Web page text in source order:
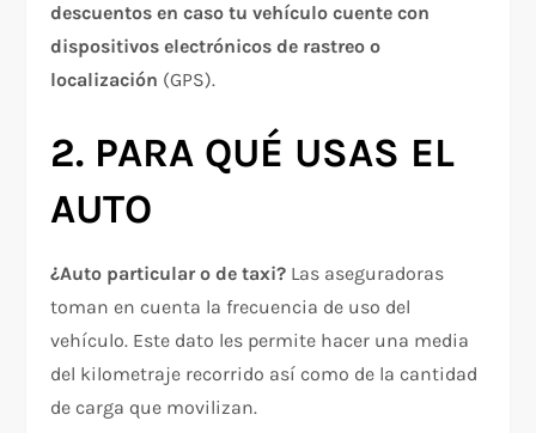
descuentos en caso tu vehículo cuente con
dispositivos electrónicos de rastreo o
localización (GPS).
2. PARA QUÉ USAS EL
AUTO
¿Auto particular o de taxi? Las aseguradoras
toman en cuenta la frecuencia de uso del
vehículo. Este dato les permite hacer una media
del kilometraje recorrido así como de la cantidad
de carga que movilizan.